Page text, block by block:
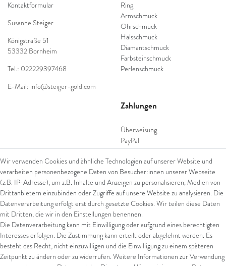
Kontaktformular
Susanne Steiger
Königstraße 51
53332 Bornheim
Tel.: 022229397468
E-Mail: info@steiger-gold.com
Ring
Armschmuck
Ohrschmuck
Halsschmuck
Diamantschmuck
Farbsteinschmuck
Perlenschmuck
Zahlungen
Überweisung
PayPal
SEPA Lastschrift
giropay
Kreditkarte
Versand
UPS
FedEx
Wir verwenden Cookies und ähnliche Technologien auf unserer Website und
verarbeiten personenbezogene Daten von Besucher:innen unserer Webseite
(z.B. IP-Adresse), um z.B. Inhalte und Anzeigen zu personalisieren, Medien von
Drittanbietern einzubinden oder Zugriffe auf unsere Website zu analysieren. Die
Datenverarbeitung erfolgt erst durch gesetzte Cookies. Wir teilen diese Daten
mit Dritten, die wir in den Einstellungen benennen.
Die Datenverarbeitung kann mit Einwilligung oder aufgrund eines berechtigten
Interesses erfolgen. Die Zustimmung kann erteilt oder abgelehnt werden. Es
besteht das Recht, nicht einzuwilligen und die Einwilligung zu einem späteren
Zeitpunkt zu ändern oder zu widerrufen. Weitere Informationen zur Verwendung